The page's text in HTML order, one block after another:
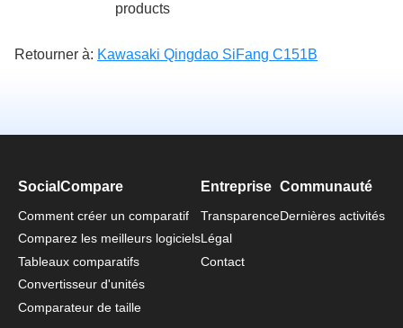
products
Retourner à: Kawasaki Qingdao SiFang C151B
SocialCompare
Comment créer un comparatif
Comparez les meilleurs logiciels
Tableaux comparatifs
Convertisseur d'unités
Comparateur de taille
Entreprise
Transparence
Légal
Contact
Communauté
Dernières activités